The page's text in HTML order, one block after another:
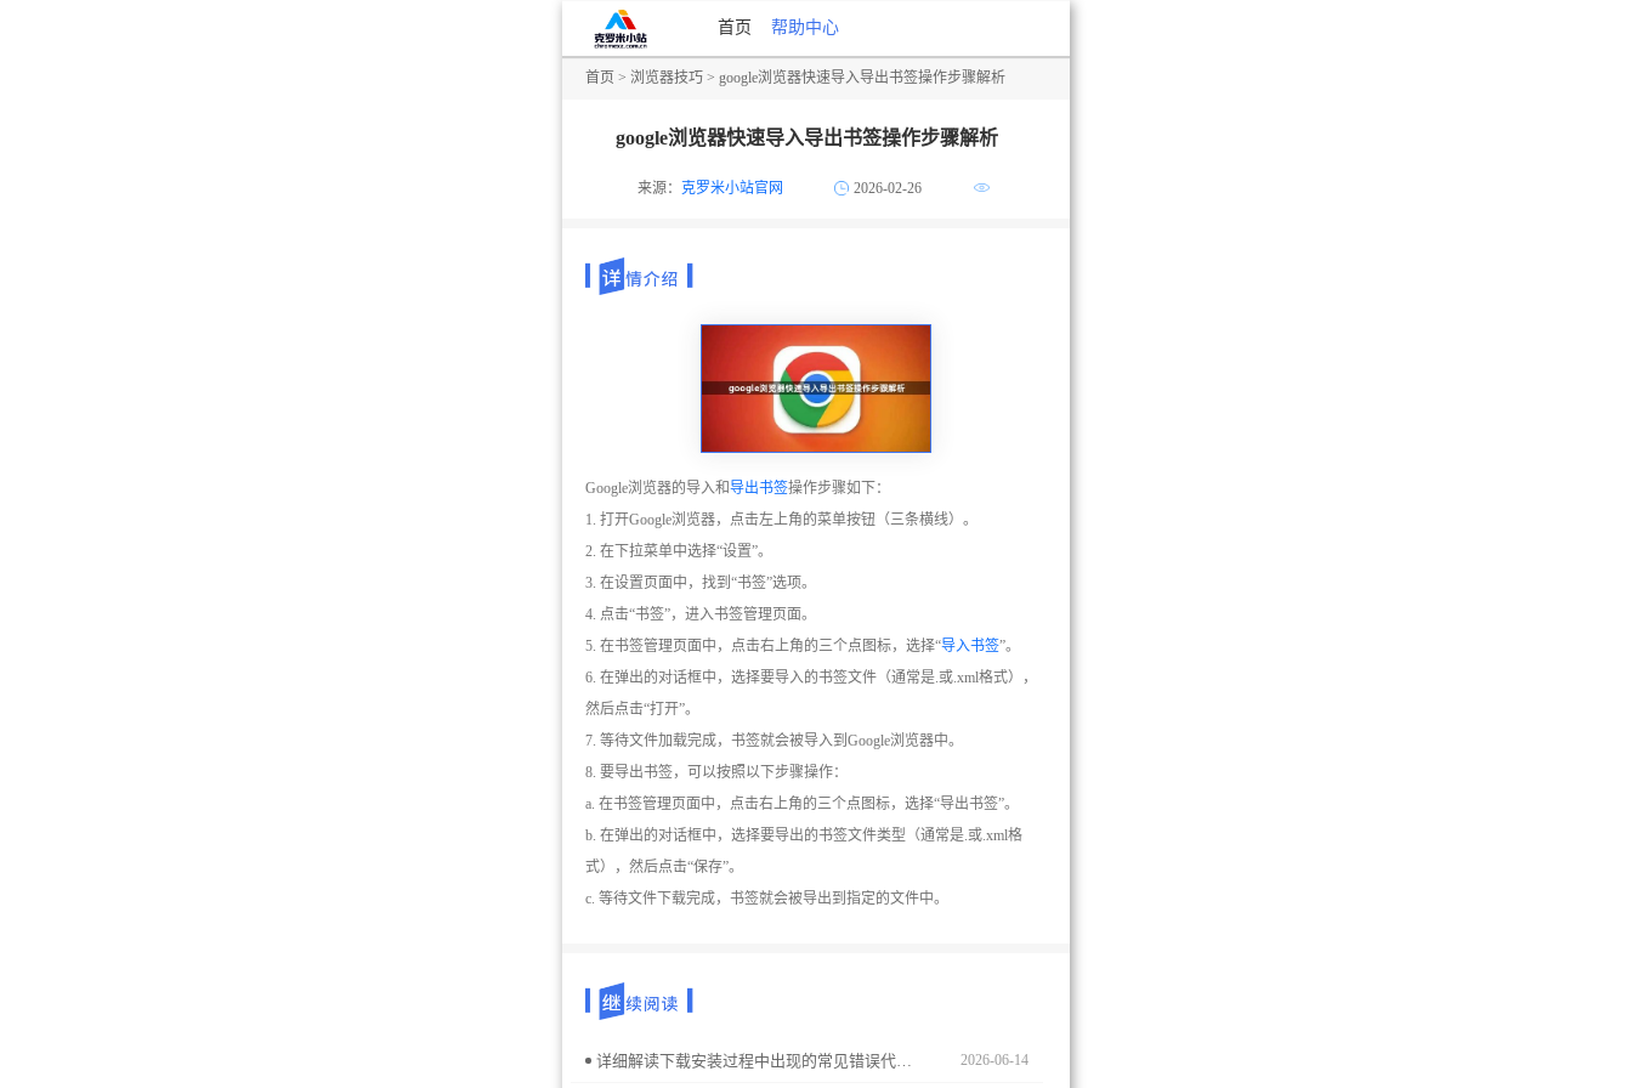
首页 帮助中心
首页 > 浏览器技巧 > google浏览器快速导入导出书签操作步骤解析
google浏览器快速导入导出书签操作步骤解析
来源： 克罗米小站官网 2026-02-26
Google浏览器的导入和导出书签操作步骤如下：
1. 打开Google浏览器，点击左上角的菜单按钮（三条横线）。
2. 在下拉菜单中选择“设置”。
3. 在设置页面中，找到“书签”选项。
4. 点击“书签”，进入书签管理页面。
5. 在书签管理页面中，点击右上角的三个点图标，选择“导入书签”。
6. 在弹出的对话框中，选择要导入的书签文件（通常是.或.xml格式），
然后点击“打开”。
7. 等待文件加载完成，书签就会被导入到Google浏览器中。
8. 要导出书签，可以按照以下步骤操作：
a. 在书签管理页面中，点击右上角的三个点图标，选择“导出书签”。
b. 在弹出的对话框中，选择要导出的书签文件类型（通常是.或.xml格
式），然后点击“保存”。
c. 等待文件下载完成，书签就会被导出到指定的文件中。
2026-06-14